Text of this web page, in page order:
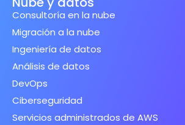
Consultoría en la nube
Migración a la nube
Ingeniería de datos
Análisis de datos
DevOps
Ciberseguridad
Servicios administrados de AWS